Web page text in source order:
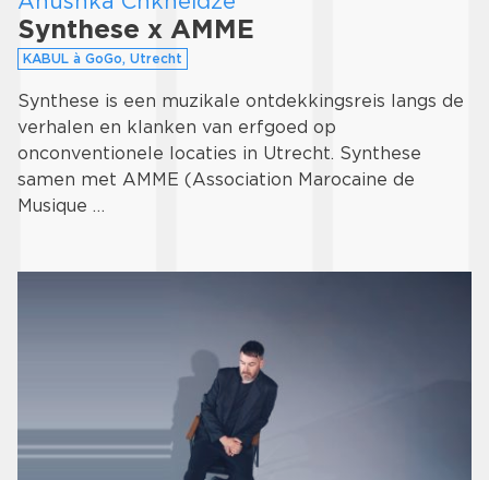
Synthese x AMME
KABUL à GoGo, Utrecht
Synthese is een muzikale ontdekkingsreis langs de
verhalen en klanken van erfgoed op
onconventionele locaties in Utrecht. Synthese
samen met AMME (Association Marocaine de
Musique …